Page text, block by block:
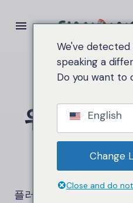
Home 워드
워드프레
플러그인은
We've
speaking a
Do you want to
English
Change
Close and do